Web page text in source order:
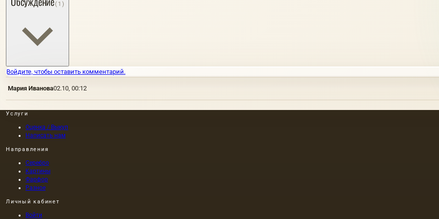
(1)
Войдите, чтобы оставить комментарий.
Мария Иванова02.10, 00:12
Услуги
Оценка / Выкуп
Написать нам
Направления
Серебро
Картины
Фарфор
Разное
Личный кабинет
Войти